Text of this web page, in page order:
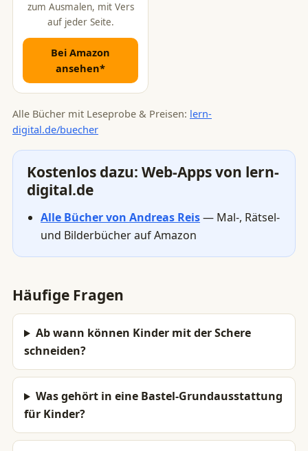
zum Ausmalen, mit Vers
auf jeder Seite.
Bei Amazon
ansehen*
Alle Bücher mit Leseprobe & Preisen: lern-
digital.de/buecher
Kostenlos dazu: Web-Apps von lern-
digital.de
Alle Bücher von Andreas Reis— Mal-, Rätsel-
und Bilderbücher auf Amazon
Häufige Fragen
Ab wann können Kinder mit der Schere
schneiden?
Was gehört in eine Bastel-Grundausstattung
für Kinder?